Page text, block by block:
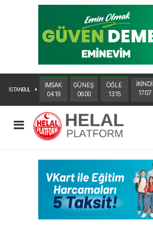
İSTANBUL
İMSAK
04:19
GÜNEŞ
06:00
ÖĞLE
13:15
İKİNDİ
17:07